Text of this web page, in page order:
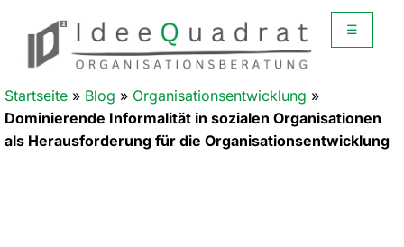
☰
Startseite » Blog » Organisationsentwicklung »
Dominierende Informalität in sozialen Organisationen
als Herausforderung für die Organisationsentwicklung